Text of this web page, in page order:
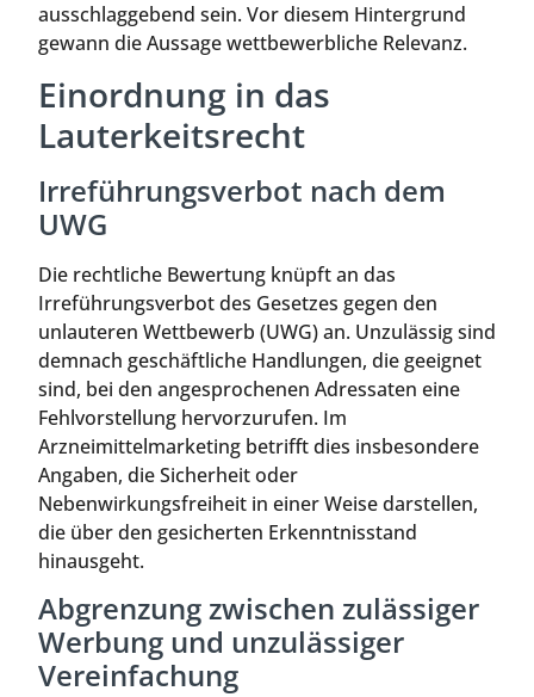
ausschlaggebend sein. Vor diesem Hintergrund
gewann die Aussage wettbewerbliche Relevanz.
Einordnung in das
Lauterkeitsrecht
Irreführungsverbot nach dem
UWG
Die rechtliche Bewertung knüpft an das
Irreführungsverbot des Gesetzes gegen den
unlauteren Wettbewerb (UWG) an. Unzulässig sind
demnach geschäftliche Handlungen, die geeignet
sind, bei den angesprochenen Adressaten eine
Fehlvorstellung hervorzurufen. Im
Arzneimittelmarketing betrifft dies insbesondere
Angaben, die Sicherheit oder
Nebenwirkungsfreiheit in einer Weise darstellen,
die über den gesicherten Erkenntnisstand
hinausgeht.
Abgrenzung zwischen zulässiger
Werbung und unzulässiger
Vereinfachung